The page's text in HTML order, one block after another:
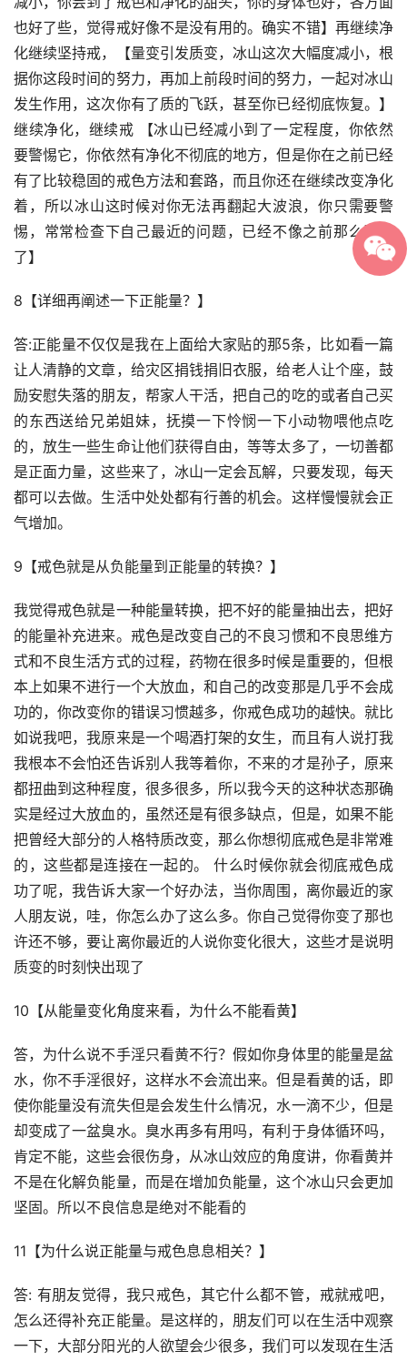
也好了些，觉得戒好像不是没有用的。确实不错】再继续净
化继续坚持戒，【量变引发质变，冰山这次大幅度减小，根
据你这段时间的努力，再加上前段时间的努力，一起对冰山
发生作用，这次你有了质的飞跃，甚至你已经彻底恢复。】
继续净化，继续戒 【冰山已经减小到了一定程度，你依然
要警惕它，你依然有净化不彻底的地方，但是你在之前已经
有了比较稳固的戒色方法和套路，而且你还在继续改变净化
着，所以冰山这时候对你无法再翻起大波浪，你只需要警
惕，常常检查下自己最近的问题，已经不像之前那么费力
了】
8【详细再阐述一下正能量？】
答:正能量不仅仅是我在上面给大家贴的那5条，比如看一篇
让人清静的文章，给灾区捐钱捐旧衣服，给老人让个座，鼓
励安慰失落的朋友，帮家人干活，把自己的吃的或者自己买
的东西送给兄弟姐妹，抚摸一下怜悯一下小动物喂他点吃
的，放生一些生命让他们获得自由，等等太多了，一切善都
是正面力量，这些来了，冰山一定会瓦解，只要发现，每天
都可以去做。生活中处处都有行善的机会。这样慢慢就会正
气增加。
9【戒色就是从负能量到正能量的转换？】
我觉得戒色就是一种能量转换，把不好的能量抽出去，把好
的能量补充进来。戒色是改变自己的不良习惯和不良思维方
式和不良生活方式的过程，药物在很多时候是重要的，但根
本上如果不进行一个大放血，和自己的改变那是几乎不会成
功的，你改变你的错误习惯越多，你戒色成功的越快。就比
如说我吧，我原来是一个喝酒打架的女生，而且有人说打我
我根本不会怕还告诉别人我等着你，不来的才是孙子，原来
都扭曲到这种程度，很多很多，所以我今天的这种状态那确
实是经过大放血的，虽然还是有很多缺点，但是，如果不能
把曾经大部分的人格特质改变，那么你想彻底戒色是非常难
的，这些都是连接在一起的。 什么时候你就会彻底戒色成
功了呢，我告诉大家一个好办法，当你周围，离你最近的家
人朋友说，哇，你怎么办了这么多。你自己觉得你变了那也
许还不够，要让离你最近的人说你变化很大，这些才是说明
质变的时刻快出现了
10【从能量变化角度来看，为什么不能看黄】
答，为什么说不手淫只看黄不行？假如你身体里的能量是盆
水，你不手淫很好，这样水不会流出来。但是看黄的话，即
使你能量没有流失但是会发生什么情况，水一滴不少，但是
却变成了一盆臭水。臭水再多有用吗，有利于身体循环吗，
肯定不能，这些会很伤身，从冰山效应的角度讲，你看黄并
不是在化解负能量，而是在增加负能量，这个冰山只会更加
坚固。所以不良信息是绝对不能看的
11【为什么说正能量与戒色息息相关？】
答: 有朋友觉得，我只戒色，其它什么都不管，戒就戒吧，
怎么还得补充正能量。是这样的，朋友们可以在生活中观察
一下，大部分阳光的人欲望会少很多，我们可以发现在生活